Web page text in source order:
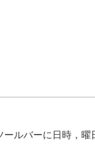
ールバーに日時，曜